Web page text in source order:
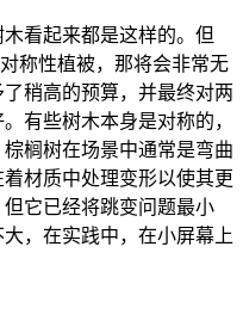
木看起来都是这样的。但
称性植被，那将会非常无
稍高的预算，并最终对两
有些树木本身是对称的，
榈树在场景中通常是弯曲
材质中处理变形以使其更
它已经将跳变问题最小
，在实践中，在小屏幕上